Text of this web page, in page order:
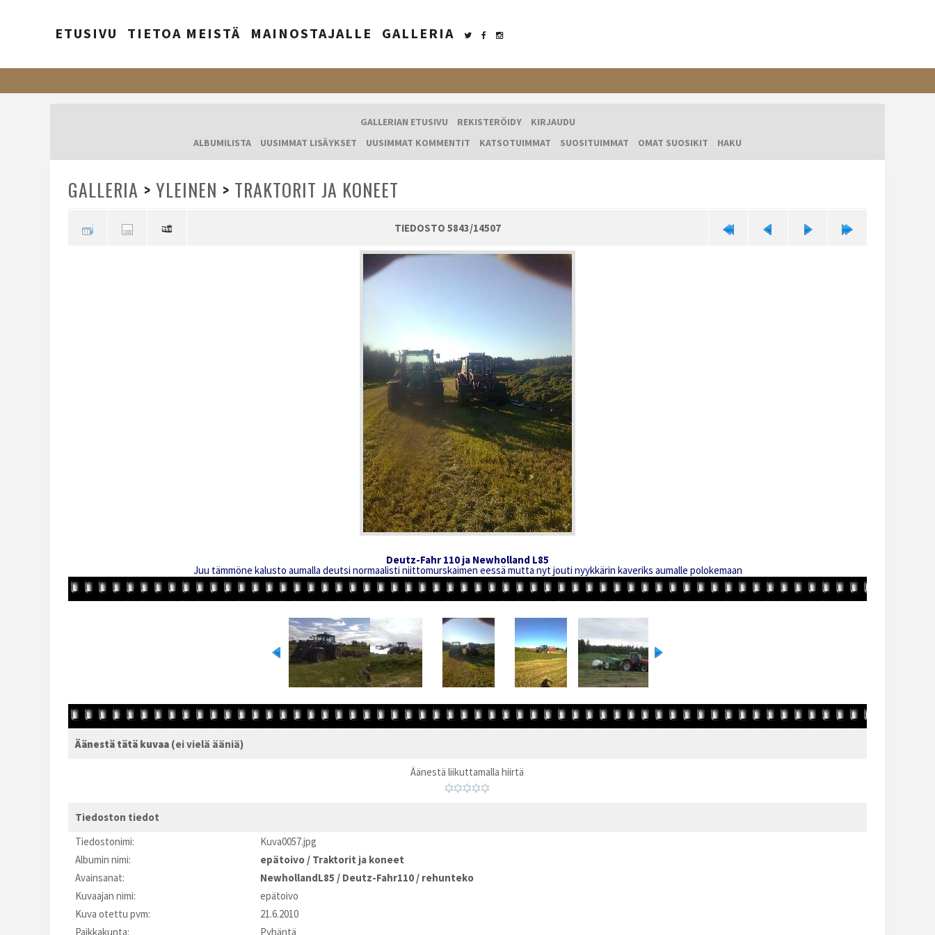
ETUSIVU TIETOA MEISTÄ MAINOSTAJALLE GALLERIA
GALLERIAN ETUSIVU REKISTERÖIDY
KIRJAUDU
ALBUMILISTA
UUSIMMAT LISÄYKSET UUSIMMAT KOMMENTIT KATSOTUIMMAT SUOSITUIMMAT OMAT SUOSIKIT HAKU
GALLERIA > YLEINEN > TRAKTORIT JA KONEET
TIEDOSTO 5843/14507
Deutz-Fahr 110 ja Newholland L85
Juu tämmöne kalusto aumalla deutsi normaalisti niittomurskaimen eessä mutta nyt jouti nyykkärin kaveriks aumalle polokemaan
Äänestä tätä kuvaa (ei vielä ääniä)
Äänestä liikuttamalla hiirtä
Tiedoston tiedot
Tiedostonimi:
Kuva0057.jpg
Albumin nimi:
epätoivo / Traktorit ja koneet
Avainsanat:
NewhollandL85 / Deutz-Fahr110 / rehunteko
Kuvaajan nimi:
epätoivo
Kuva otettu pvm:
21.6.2010
Paikkakunta:
Pyhäntä